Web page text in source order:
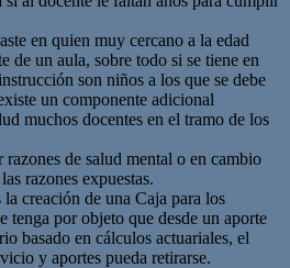
en quien muy cercano a la edad
de un aula, sobre todo si se tiene en
son niños a los que se debe
un componente adicional
muchos docentes en el tramo de los
de salud mental o en cambio
razones expuestas.
creación de una Caja para los
tenga por objeto que desde un aporte
basado en cálculos actuariales, el
y aportes pueda retirarse.